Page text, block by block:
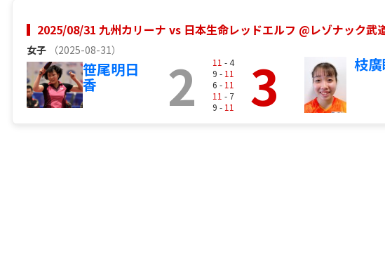
2025/08/31 九州カリーナ vs 日本生命レッドエルフ @レゾナック武
女子 （2025-08-31）
笹尾明日
香 2 11 - 4
9 - 11
6 - 11
11 - 7
9 - 11 3 枝